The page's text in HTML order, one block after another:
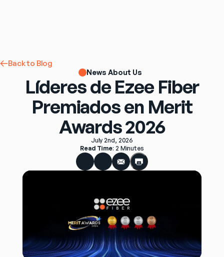
Back to Blog
News About Us
Líderes de Ezee Fiber
Premiados en Merit
Awards 2026
July 2nd, 2026
Read Time: 2 Minutes